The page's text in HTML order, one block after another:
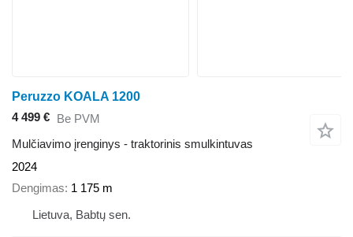
Peruzzo KOALA 1200
4 499 € Be PVM
Mulčiavimo įrenginys - traktorinis smulkintuvas
2024
Dengimas 1 175 m
Lietuva, Babtų sen.